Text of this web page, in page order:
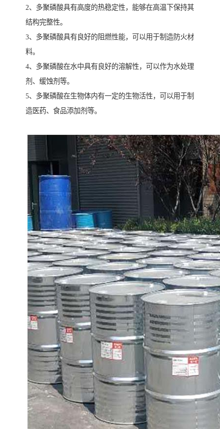
2、多聚磷酸具有高度的热稳定性，能够在高温下保持其
结构完整性。
3、多聚磷酸具有良好的阻燃性能，可以用于制造防火材
料。
4、多聚磷酸在水中具有良好的溶解性，可以作为水处理
剂、缓蚀剂等。
5、多聚磷酸在生物体内有一定的生物活性，可以用于制
造医药、食品添加剂等。